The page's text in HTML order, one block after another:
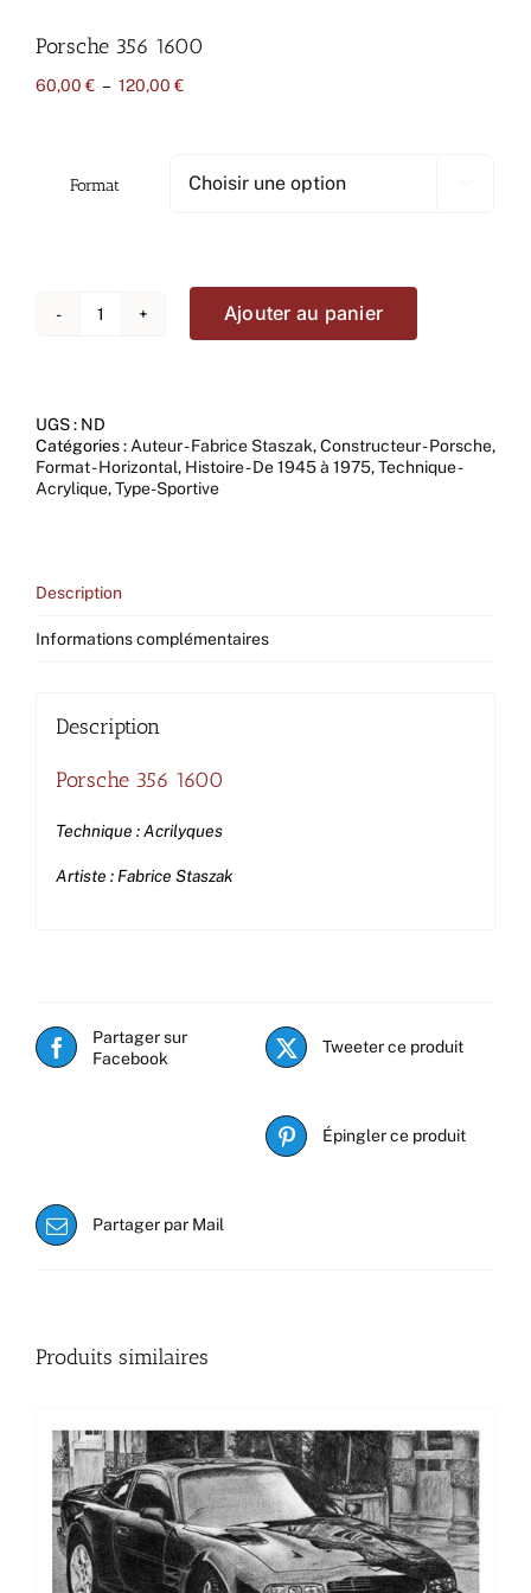
Porsche 356 1600
60,00 € – 120,00 €Plage
120,00 €
Format
quantité
Ajouter au panier
UGS : ND
Catégories : Auteur - Fabrice Staszak,Constructeur - Porsche,
Format - Horizontal, Histoire - De 1945 à 1975,Technique -
Acrylique,Type-Sportive
Description
Informations complémentaires
Description
Porsche 356 1600
Technique : Acrilyques
Artiste : Fabrice Staszak
Partager sur
Facebook
Tweeter ce produit
Épingler ce produit
Partager par Mail
Produits similaires